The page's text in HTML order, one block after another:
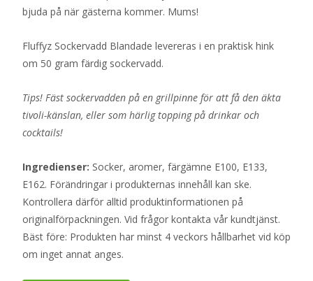
bjuda på när gästerna kommer. Mums!
Fluffyz Sockervadd Blandade levereras i en praktisk hink
om 50 gram färdig sockervadd.
Tips! Fäst sockervadden på en grillpinne för att få den äkta
tivoli-känslan, eller som härlig topping på drinkar och
cocktails!
Ingredienser: Socker, aromer, färgämne E100, E133,
E162. Förändringar i produkternas innehåll kan ske.
Kontrollera därför alltid produktinformationen på
originalförpackningen. Vid frågor kontakta vår kundtjänst.
Bäst före: Produkten har minst 4 veckors hållbarhet vid köp
om inget annat anges.